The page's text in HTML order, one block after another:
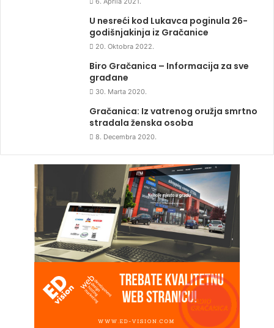
U nesreći kod Lukavca poginula 26-
godišnjakinja iz Gračanice
20. Oktobra 2022.
Biro Gračanica – Informacija za sve
građane
30. Marta 2020.
Gračanica: Iz vatrenog oružja smrtno
stradala ženska osoba
8. Decembra 2020.